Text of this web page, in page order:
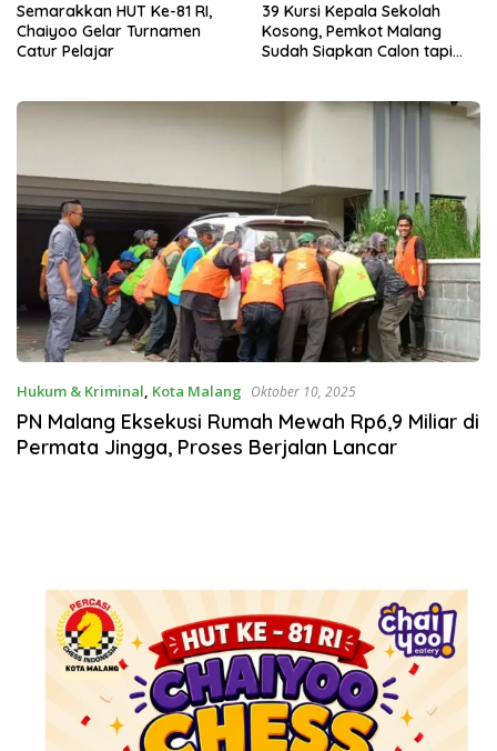
39 Kursi Kepala Sekolah
Kosong, Pemkot Malang
Sudah Siapkan Calon tapi
PSEL Kabupaten Malang
Terus Cari Lahan, Penolakan
Warga Jadi Alarm Kesiapan
Hukum & Kriminal, Kota Malang Oktober 10, 2025
PN Malang Eksekusi Rumah Mewah Rp6,9 Miliar di
Permata Jingga, Proses Berjalan Lancar